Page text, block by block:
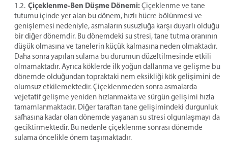
Çiçeklenme-Ben Düşme Dönemi:Çiçeklenme ve tane
tutumu içinde yer alan bu dönem, hızlı hücre bölünmesi ve
genişlemesi nedeniyle, asmaların susuzluğa karşı duyarlı olduğu
bir diğer dönemdir. Bu dönemdeki su stresi, tane tutma oranının
düşük olmasına ve tanelerin küçük kalmasına neden olmaktadır.
Daha sonra yapılan sulama bu durumun düzeltilmesinde etkili
olmamaktadır. Ayrıca köklerde ilk yoğun dallanma ve gelişme bu
dönemde olduğundan topraktaki nem eksikliği kök gelişimini de
olumsuz etkilemektedir. Çiçeklenmeden sonra asmalarda
vejetatif gelişme yeniden hızlanmakta ve sürgün gelişimi hızla
tamamlanmaktadır. Diğer taraftan tane gelişimindeki durgunluk
safhasına kadar olan dönemde yaşanan su stresi olgunlaşmayı da
geciktirmektedir. Bu nedenle çiçeklenme sonrası dönemde
sulama öncelikle önem taşımaktadır.